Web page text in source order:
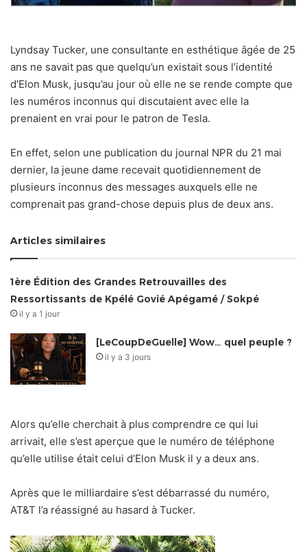
Lyndsay Tucker, une consultante en esthétique âgée de 25
ans ne savait pas que quelqu’un existait sous l’identité
d’Elon Musk, jusqu’au jour où elle ne se rende compte que
les numéros inconnus qui discutaient avec elle la
prenaient en vrai pour le patron de Tesla.
En effet, selon une publication du journal NPR du 21 mai
dernier, la jeune dame recevait quotidiennement de
plusieurs inconnus des messages auxquels elle ne
comprenait pas grand-chose depuis plus de deux ans.
Articles similaires
1ère Édition des Grandes Retrouvailles des
Ressortissants de Kpélé Govié Apégamé / Sokpé
il y a 1 jour
[LeCoupDeGuelle] Wow… quel peuple ?
il y a 3 jours
Alors qu’elle cherchait à plus comprendre ce qui lui
arrivait, elle s’est aperçue que le numéro de téléphone
qu’elle utilise était celui d’Elon Musk il y a deux ans.
Après que le milliardaire s’est débarrassé du numéro,
AT&T l’a réassigné au hasard à Tucker.